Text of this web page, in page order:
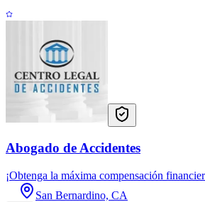
Abogado de Accidentes
¡Obtenga la máxima compensación
San Bernardino, CA